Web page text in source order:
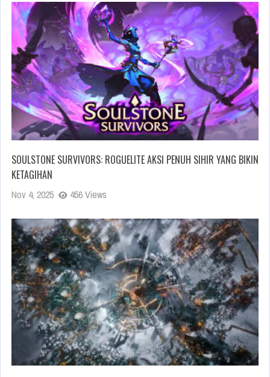
SOULSTONE SURVIVORS: ROGUELITE AKSI PENUH SIHIR YANG BIKIN
KETAGIHAN
Nov 4, 2025 456 Views